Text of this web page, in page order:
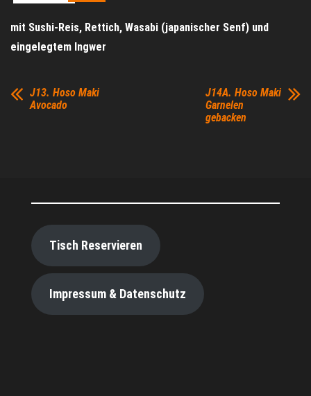
mit Sushi-Reis, Rettich, Wasabi (japanischer Senf) und
eingelegtem Ingwer
J13. Hoso Maki
Avocado
J14A. Hoso Maki
Garnelen
gebacken
Tisch Reservieren
Impressum & Datenschutz